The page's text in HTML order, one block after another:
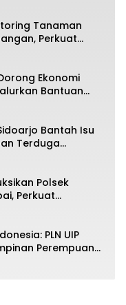
Tanaman
Perkuat
Nasional
Ekonomi
Bantuan
Aren Genjah Asal
Bantah Isu
Terduga
di Porong
Polsek
Perkuat
Stabilitas Harga
PLN UIP
Perempuan
2026